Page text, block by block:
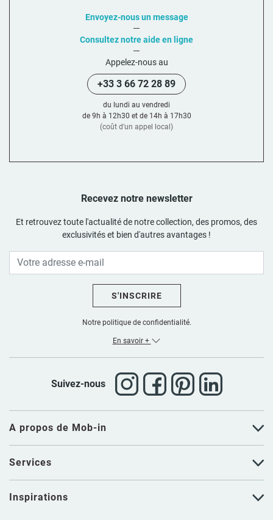
A propos de Mob-in
Services
Inspirations
Recevez notre newsletter
Et retrouvez toute l'actualité de notre collection, des promos, des
exclusivités et bien d'autres avantages !
S'INSCRIRE
Notre politique de confidentialité.
En savoir +
Suivez-nous
Envoyez-nous un message
Consultez notre aide en ligne
Appelez-nous au
+33 3 66 72 28 89
du lundi au vendredi
de 9h à 12h30 et de 14h à 17h30
(coût d'un appel local)